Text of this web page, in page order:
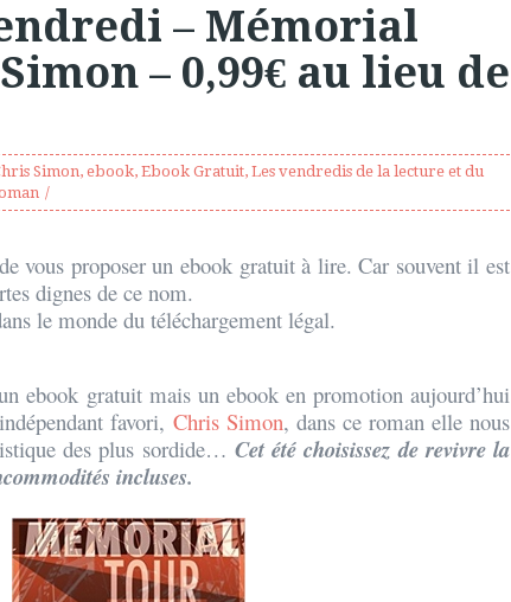
– Mémorial
– 0,99€ au lieu de
Simon, ebook, Ebook Gratuit, Les vendredis de la lecture et du
vous proposer un ebook gratuit à lire. Car souvent il est
dignes de ce nom.
le monde du téléchargement légal.
ebook gratuit mais un ebook en promotion aujourd’hui
favori, Chris Simon, dans ce roman elle nous
des plus sordide… Cet été choisissez de revivre la
incluses.